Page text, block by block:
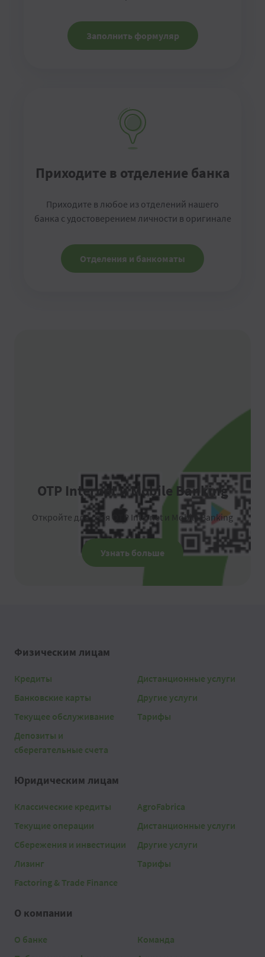
Заполнить формуляр
Приходите в отделение банка
Приходите в любое из отделений нашего
банка с удостоверением личности в оригинале
Отделения и банкоматы
OTP Internet и Mobile Banking
Откройте для себя OTP Internet и Mobile Banking
Узнать больше
Физическим лицам
Кредиты
Банковские карты
Текущее обслуживание
Депозиты и
сберегательные счета
Дистанционные услуги
Другие услуги
Тарифы
Юридическим лицам
Классические кредиты
Текущие операции
Сбережения и инвестиции
Лизинг
Factoring & Trade Finance
AgroFabrica
Дистанционные услуги
Другие услуги
Тарифы
О компании
О банке
Команда